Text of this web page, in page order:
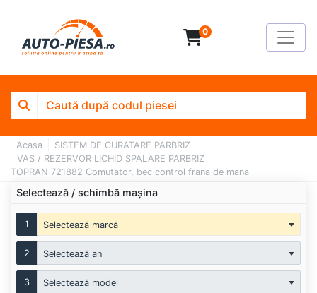
0
Acasa
SISTEM DE CURATARE PARBRIZ
VAS / REZERVOR LICHID SPALARE PARBRIZ
TOPRAN 721882 Comutator, bec control frana de mana
Selectează / schimbă mașina
1 Selectează marcă
2 Selectează an
3 Selectează model